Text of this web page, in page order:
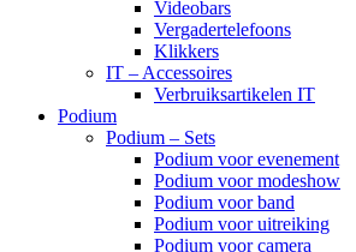
Videobars
Vergadertelefoons
Klikkers
IT – Accessoires
Verbruiksartikelen IT
Podium
Podium – Sets
Podium voor evenement
Podium voor modeshow
Podium voor band
Podium voor uitreiking
Podium voor camera